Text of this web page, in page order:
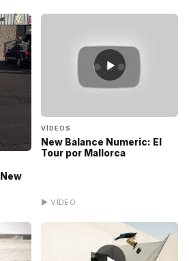
▶
VÍDEOS
New Balance Numeric: El
Tour por Mallorca
▶ VÍDEO